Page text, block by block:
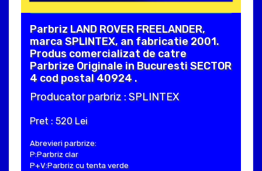
Parbriz LAND ROVER FREELANDER,
marca SPLINTEX, an fabricatie 2001.
Produs comercializat de catre
Parbrize Originale in Bucuresti SECTOR
4 cod postal 40924 .
Producator parbriz : SPLINTEX
Pret : 520 Lei
Abrevieri parbrize:
P:Parbriz clar
P+V:Parbriz cu tenta verde